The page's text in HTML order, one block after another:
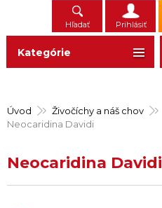
Hľadať Prihlásiť
Úvod Živočíchy a náš chov
Neocaridina Davidi
Neocaridina Davidi
Kategórie